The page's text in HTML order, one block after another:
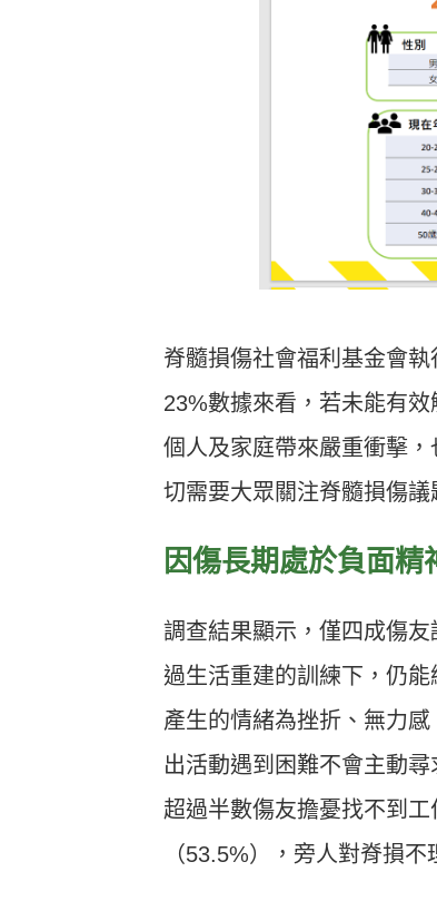
脊髓損傷社會福利基金會
23%數據來看，若未能有
個人及家庭帶來嚴重衝擊
切需要大眾關注脊髓損傷議
因傷長期處於負面
調查結果顯示，僅四成傷
過生活重建的訓練下，仍
產生的情緒為挫折、無力
出活動遇到困難不會主動
超過半數傷友擔憂找不到
（53.5%），旁人對脊損